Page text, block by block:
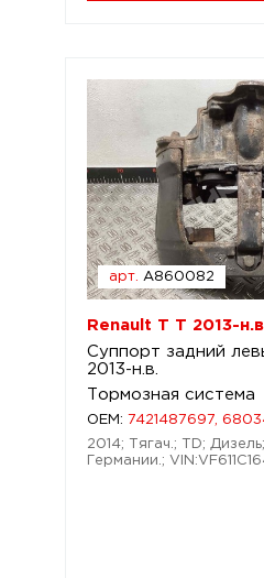
арт. A860082
Renault T T 2013-
Суппорт задний
2013-н.в.
Тормозная система
OEM:
7421487697,
2014; Тягач.; TD;
Германии.;